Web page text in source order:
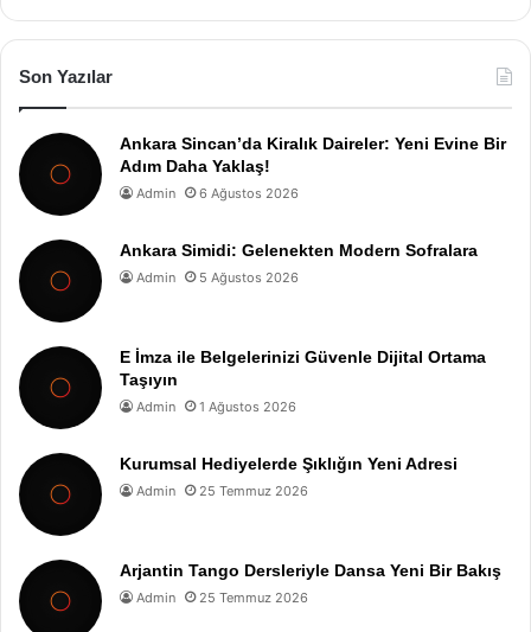
Son Yazılar
Ankara Sincan’da Kiralık Daireler: Yeni Evine Bir
Adım Daha Yaklaş!
Admin 6 Ağustos 2026
Ankara Simidi: Gelenekten Modern Sofralara
Admin 5 Ağustos 2026
E İmza ile Belgelerinizi Güvenle Dijital Ortama
Taşıyın
Admin 1 Ağustos 2026
Kurumsal Hediyelerde Şıklığın Yeni Adresi
Admin 25 Temmuz 2026
Arjantin Tango Dersleriyle Dansa Yeni Bir Bakış
Admin 25 Temmuz 2026